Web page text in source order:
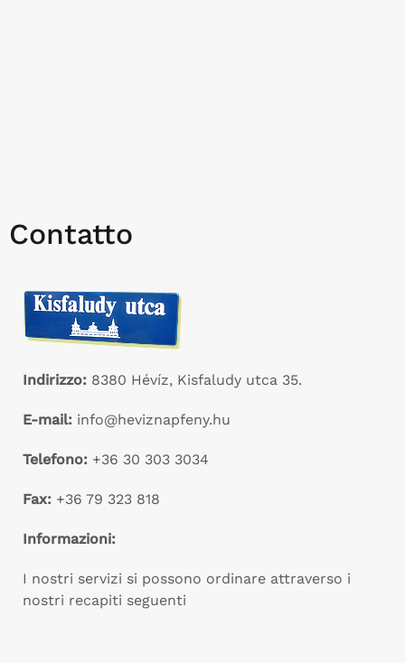
Contatto
Indirizzo: 8380 Hévíz, Kisfaludy utca 35.
E-mail: info@heviznapfeny.hu
Telefono: +36 30 303 3034
Fax: +36 79 323 818
Informazioni:
I nostri servizi si possono ordinare attraverso i
nostri recapiti seguenti